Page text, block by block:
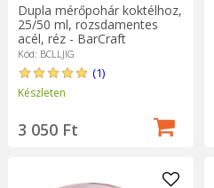
Dupla mérőpohár koktélhoz,
25/50 ml, rozsdamentes
acél, réz - BarCraft
Kód: BCLLJIG
(1)
Készleten
3 050 Ft